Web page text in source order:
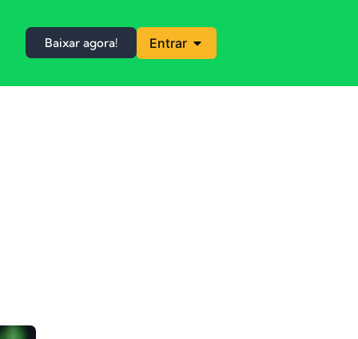
Baixar agora! Entrar